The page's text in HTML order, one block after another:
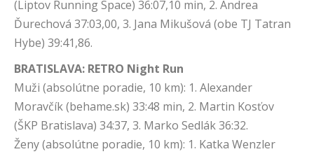
(Liptov Running Space) 36:07,10 min, 2. Andrea
Ďurechová 37:03,00, 3. Jana Mikušová (obe TJ Tatran
Hybe) 39:41,86.
BRATISLAVA: RETRO Night Run
Muži (absolútne poradie, 10 km): 1. Alexander
Moravčík (behame.sk) 33:48 min, 2. Martin Kosťov
(ŠKP Bratislava) 34:37, 3. Marko Sedlák 36:32.
Ženy (absolútne poradie, 10 km): 1. Katka Wenzler